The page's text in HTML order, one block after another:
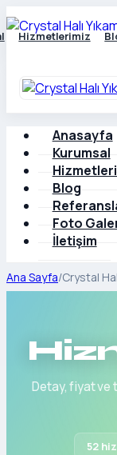
Hizmetlerimiz
Anasayfa
Kurumsal
Blog
Foto
İletişim
Ana Sayfa/Crystal
Detay, fiyat ve
52